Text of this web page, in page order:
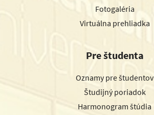
Fotogaléria
Virtuálna prehliadka
Pre študenta
Oznamy pre študentov
Študijný poriadok
Harmonogram štúdia